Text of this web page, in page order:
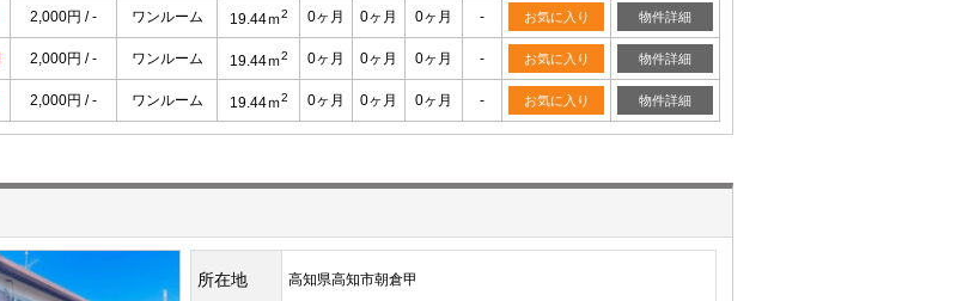
2,000円 / - ワンルーム 19.44ｍ2 0ヶ月 0ヶ月 0ヶ月 - お気に入り 物件詳細
2,000円 / - ワンルーム 19.44ｍ2 0ヶ月 0ヶ月 0ヶ月 - お気に入り 物件詳細
2,000円 / - ワンルーム 19.44ｍ2 0ヶ月 0ヶ月 0ヶ月 - お気に入り 物件詳細
所在地 高知県高知市朝倉甲